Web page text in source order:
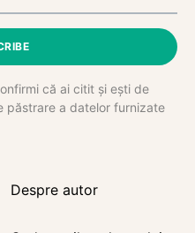
că ai citit și ești de
păstrare a datelor furnizate
Despre autor